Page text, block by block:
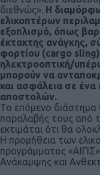
διεθνώς». Η
ελικοπτέρων
εξοπλισμό, όπως
έκτακτης ανάγκης,
φορτίου (cargo
ηλεκτροοπτική/
μπορούν να
και ασφάλεια σε
αποστολών.
Το επόμενο διάστημα
παραλαβής τους από
εκτιμάται ότι θα
Η προμήθεια των
προγράμματος
Ανάκαμψης και